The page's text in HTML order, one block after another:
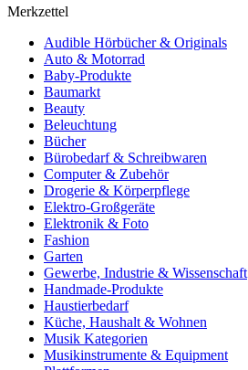
Merkzettel
Audible Hörbücher & Originals
Auto & Motorrad
Baby-Produkte
Baumarkt
Beauty
Beleuchtung
Bücher
Bürobedarf & Schreibwaren
Computer & Zubehör
Drogerie & Körperpflege
Elektro-Großgeräte
Elektronik & Foto
Fashion
Garten
Gewerbe, Industrie & Wissenschaft
Handmade-Produkte
Haustierbedarf
Küche, Haushalt & Wohnen
Musik Kategorien
Musikinstrumente & Equipment